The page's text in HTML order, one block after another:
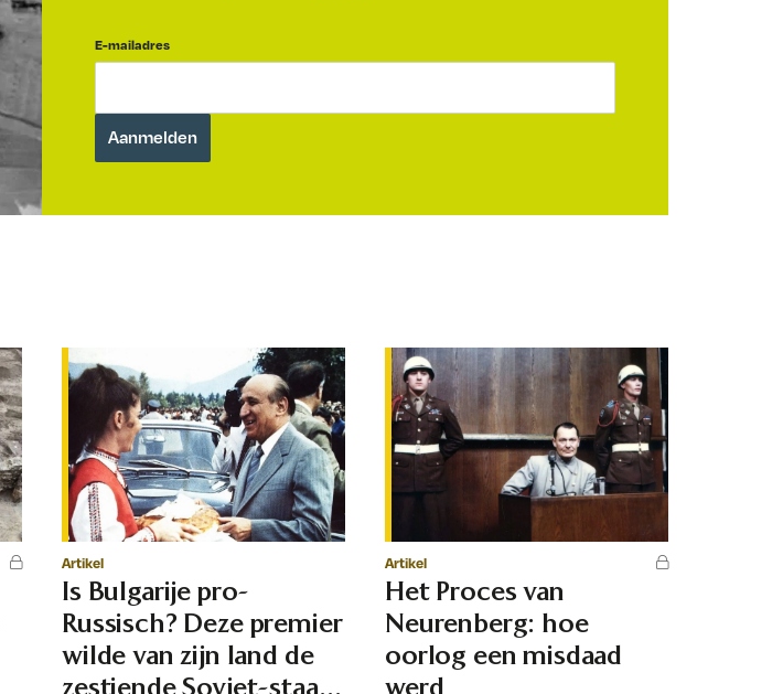
E-mailadres
Artikel
Is Bulgarije pro-
Russisch? Deze premier
wilde van zijn land de
zestiende Sovjet-staat
Artikel
Het Proces van
Neurenberg: hoe
oorlog een misdaad
werd